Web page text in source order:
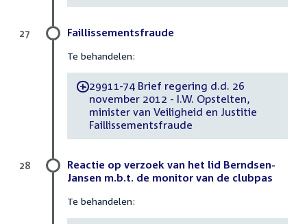
Faillissementsfraude
Te behandelen:
-29911-74 Brief regering d.d. 26
november 2012 - I.W. Opstelten,
minister van Veiligheid en Justitie
Faillissementsfraude
27
Reactie op verzoek van het lid Berndsen-
Jansen m.b.t. de monitor van de clubpas
Te behandelen:
28